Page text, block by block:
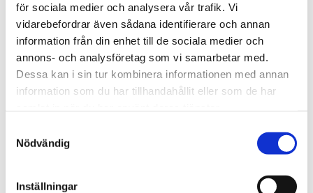
för sociala medier och analysera vår trafik. Vi
vidarebefordrar även sådana identifierare och annan
information från din enhet till de sociala medier och
annons- och analysföretag som vi samarbetar med.
Dessa kan i sin tur kombinera informationen med annan
information som du har tillhandahållit eller som de har
Nödvändig
Inställningar
- Energieffektivare än traditionella LED-bars.
• Spänning: 12V